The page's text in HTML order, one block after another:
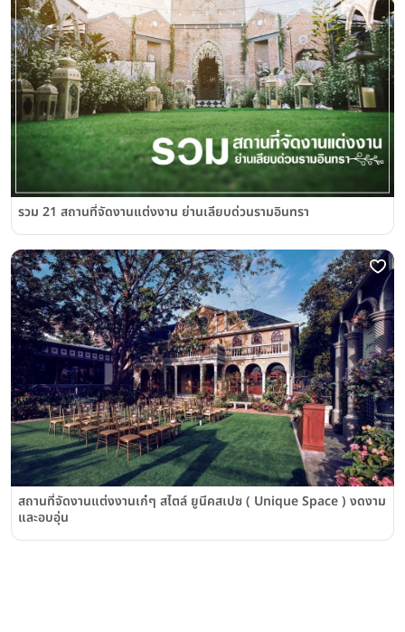
รวม 21 สถานที่จัดงานแต่งงาน ย่านเลียบด่วนรามอินทรา
สถานที่จัดงานแต่งงานเก๋ๆ สไตล์ ยูนีคสเปซ ( Unique Space ) งดงาม
และอบอุ่น